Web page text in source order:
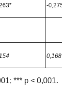
-
0,168
*** p < 0,001.